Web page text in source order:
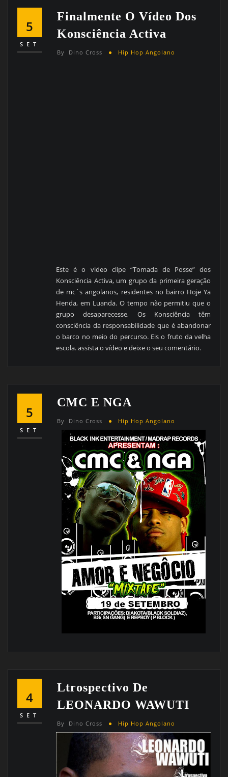
5
SET
Finalmente O Vídeo Dos
Konsciência Activa
By Dino Cross Hip Hop Angolano
Este é o video clipe “Tomada de Posse” dos
Konsciência Activa, um grupo da primeira geração
de mc´s angolanos, residentes no bairro Hoje Ya
Henda, em Luanda. O tempo não permitiu que o
grupo desaparecesse, Os Konsciência têm
consciência da responsabilidade que é abandonar
o barco no meio do percurso. Eis o fruto da velha
escola. assista o vídeo e deixe o seu comentário.
5
SET
CMC E NGA
By Dino Cross Hip Hop Angolano
4
SET
Ltrospectivo De
LEONARDO WAWUTI
By Dino Cross Hip Hop Angolano